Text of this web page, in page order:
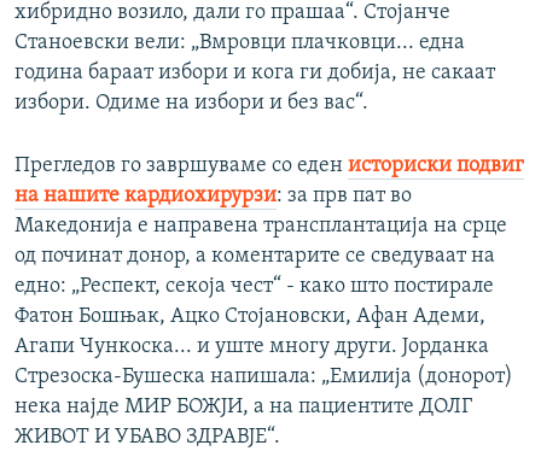
хибридно возило, дали го прашаа“. Стојанче
Станоевски вели: „Вмровци плачковци... една
година бараат избори и кога ги добија, не сакаат
избори. Одиме на избори и без вас“.
Прегледов го завршуваме со едeн историски подвиг
на нашите кардиохирурзи: за прв пат во
Македонија е направена трансплантација на срце
од починат донор, а коментарите се сведуваат на
едно: „Респект, секоја чест“ - како што постирале
Фатон Бошњак, Ацко Стојановски, Афан Адеми,
Агапи Чункоска... и уште многу други. Јорданка
Стрезоска-Бушеска напишала: „Емилија (донорот)
нека најде МИР БОЖЈИ, а на пациентите ДОЛГ
ЖИВОТ И УБАВО ЗДРАВЈЕ“.